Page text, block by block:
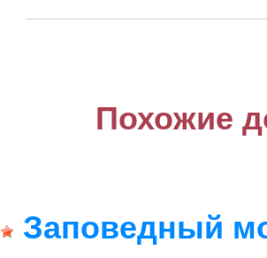
Похожие
Заповедный